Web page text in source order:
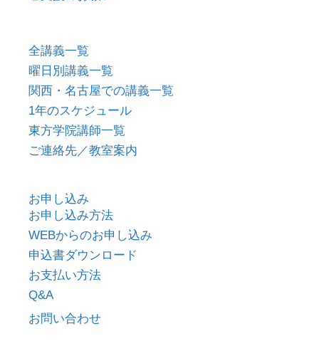
全講義一覧
曜日別講義一覧
関西・名古屋での講義一覧
1年のスケジュール
東方学院講師一覧
ご連絡先／教室案内
お申し込み
お申し込み方法
WEBからのお申し込み
申込書ダウンロード
お支払い方法
Q&A
お問い合わせ